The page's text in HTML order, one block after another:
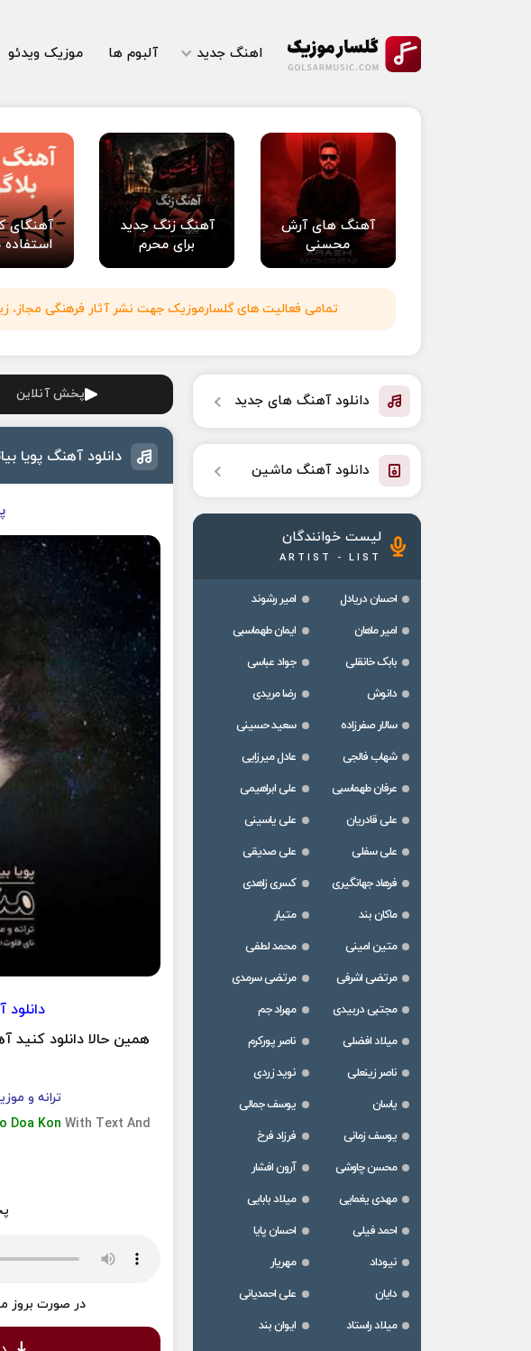
اهنگ جدید آلبوم ها موزیک ویدئو
آهنگ های آرش
محسنی
آهنگ زنگ جدید
برای محرم
آهنگای
استفاده
تمامی فعالیت های گلسارموزیک جهت نشر آثار فرهنگی مجاز،
پخش آنلاین
دانلود آهنگ پویا
همین حالا دانلود کنید
ترانه و
Doa Kon With Text And
در صورت بروز
دانلود آهنگ های جدید
دانلود آهنگ ماشین
لیست خوانندگان
ARTIST - LIST
احسان دریادل
امیر رشوند
امیر ماهان
ایمان طهماسبی
بابک خانقلی
جواد عباسی
دانوش
رضا مریدی
سالار صفرزاده
سعید حسینی
شهاب فالجی
عادل میرزایی
عرفان طهماسبی
علی ابراهیمی
علی قادریان
علی یاسینی
علی سفلی
علی صدیقی
فرهاد جهانگیری
کسری زاهدی
ماکان بند
متیار
متین امینی
محمد لطفی
مرتضی اشرفی
مرتضی سرمدی
مجتبی دربیدی
مهراد جم
میلاد افضلی
ناصر پورکرم
ناصر زینعلی
نوید زردی
یاسان
یوسف جمالی
یوسف زمانی
فرزاد فرخ
محسن چاوشی
آرون افشار
مهدی یغمایی
میلاد بابایی
احمد فیلی
احسان پایا
نیوداد
مهریار
دایان
علی احمدیانی
میلاد راستاد
ایوان بند